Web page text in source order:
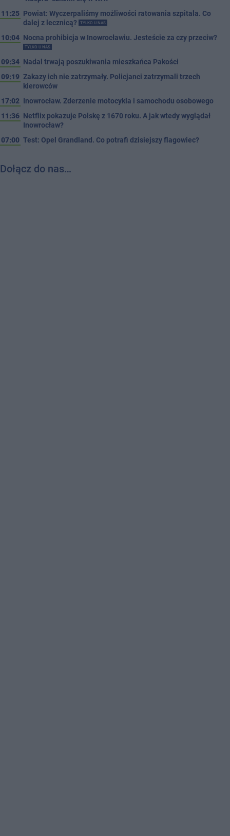
11:25 Powiat: Wyczerpaliśmy możliwości ratowania szpitala. Co
dalej z lecznicą?
TYLKO U NAS
10:04 Nocna prohibicja w Inowrocławiu. Jesteście za czy przeciw?
TYLKO U NAS
09:34 Nadal trwają poszukiwania mieszkańca Pakości
09:19 Zakazy ich nie zatrzymały. Policjanci zatrzymali trzech
kierowców
17:02 Inowrocław. Zderzenie motocykla i samochodu osobowego
11:36 Netflix pokazuje Polskę z 1670 roku. A jak wtedy wyglądał
Inowrocław?
07:00 Test: Opel Grandland. Co potrafi dzisiejszy flagowiec?
Dołącz do nas…